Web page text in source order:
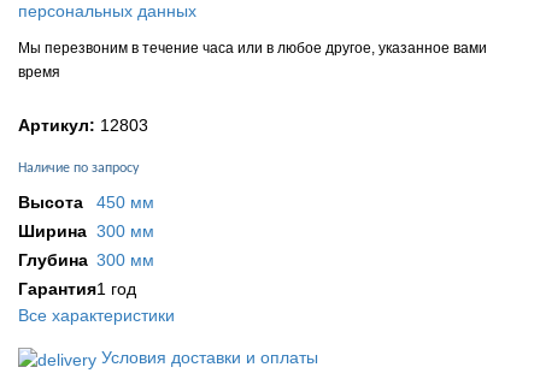
персональных данных
Мы перезвоним в течение часа или в любое другое, указанное вами
время
Артикул: 12803
Наличие по запросу
Высота
450 мм
Ширина 300 мм
Глубина 300 мм
Гарантия1 год
Все характеристики
Условия доставки и оплаты